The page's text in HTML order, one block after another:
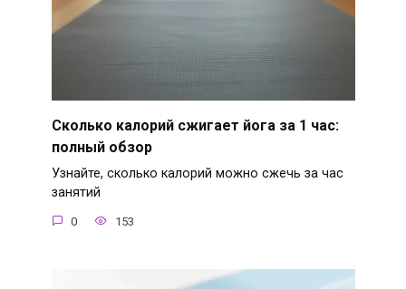
Сколько калорий сжигает йога за 1 час:
полный обзор
Узнайте, сколько калорий можно сжечь за час
занятий
0 153